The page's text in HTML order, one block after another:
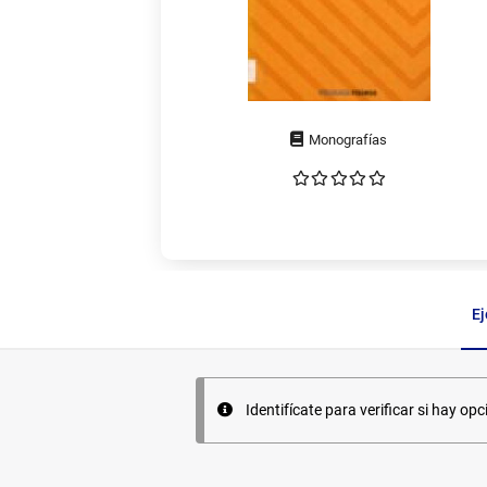
Tipo
documento
Ejemplares
Identifícate para verificar si hay